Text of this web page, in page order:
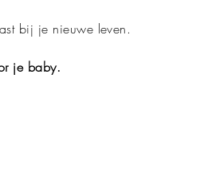
bij je nieuwe leven.
je baby.